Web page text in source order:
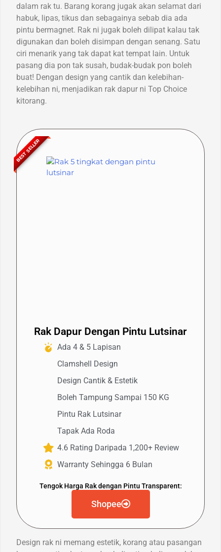
dalam rak tu. Barang korang jugak akan selamat dari
habuk, lipas, tikus dan sebagainya sebab dia ada
pintu bermagnet. Rak ni jugak boleh dilipat kalau tak
digunakan dan boleh disimpan dengan senang. Satu
ciri menarik yang tak dapat kat tempat lain. Untuk
pasang dia pon tak susah, budak-budak pon boleh
buat! Dengan design yang cantik dan kelebihan-
kelebihan ni, menjadikan rak dapur ni Top Choice
kitorang.
BEST SELLER
Rak Dapur Dengan Pintu Lutsinar
Ada 4 & 5 Lapisan
Clamshell Design
Design Cantik & Estetik
Boleh Tampung Sampai 150 KG
Pintu Rak Lutsinar
Tapak Ada Roda
4.6 Rating Daripada 1,200+ Review
Warranty Sehingga 6 Bulan
Tengok Harga Rak dengan Pintu Transparent:
Shopee
Design rak ni memang estetik, korang atau pasangan